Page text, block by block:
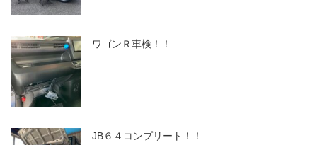
ワゴンＲ車検！！
JB６４コンプリート！！